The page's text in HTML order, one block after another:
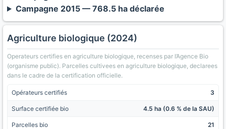
Campagne 2015 — 768.5 ha déclarée
Agriculture biologique (2024)
Operateurs certifies en agriculture biologique, recenses par l’Agence Bio
(organisme public). Parcelles cultivees en agriculture biologique, declarees
dans le cadre de la certification officielle.
Opérateurs certifiés 3
Surface certifiée bio 4.5 ha (0.6 % de la SAU)
Parcelles bio 21